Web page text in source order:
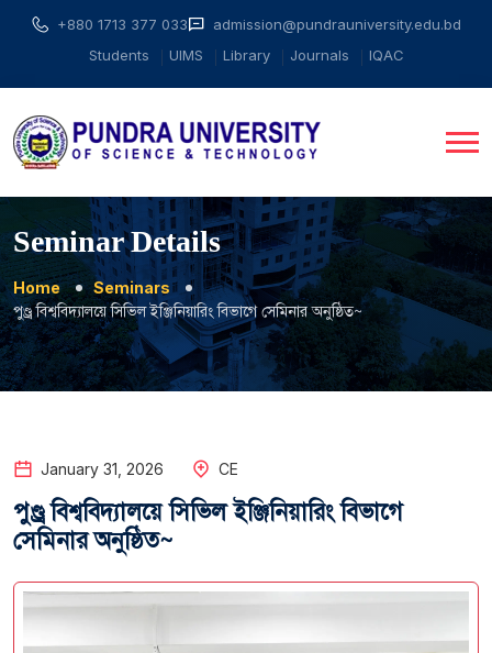
+880 1713 377 033
admission@pundrauniversity.edu.bd
Students
UIMS Library Journals IQAC
Seminar Details
Home
Seminars
পুণ্ড্র বিশ্ববিদ্যালয়ে সিভিল ইঞ্জিনিয়ারিং বিভাগে সেমিনার অনুষ্ঠিত~
January 31 2026 CE
পুণ্ড্র বিশ্ববিদ্যালয়ে সিভিল ইঞ্জিনিয়ারিং বিভাগে
সেমিনার অনুষ্ঠিত~